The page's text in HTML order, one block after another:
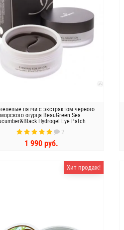
патчи с экстрактом черного
морского огурца BeauGreen Sea
Hydrogel Eye Patch
2
1 990 руб.
Хит продаж!